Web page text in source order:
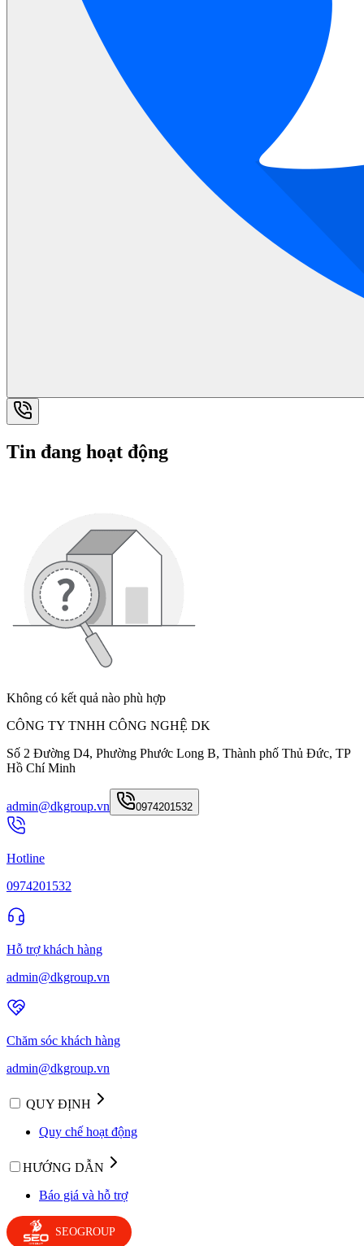
Tin đang hoạt động
Không có kết quả nào phù hợp
CÔNG TY TNHH CÔNG NGHỆ DK
Số 2 Đường D4, Phường Phước Long B, Thành phố Thủ Đức, TP
Hồ Chí Minh
admin@dkgroup.vn 0974201532
Hotline
0974201532
Hỗ trợ khách hàng
admin@dkgroup.vn
Chăm sóc khách hàng
admin@dkgroup.vn
QUY ĐỊNH
Quy chế hoạt động
HƯỚNG DẪN
Báo giá và hỗ trợ
SEOGROUP